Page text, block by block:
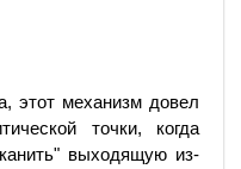
этот механизм довел
точки, когда
выходящую из-